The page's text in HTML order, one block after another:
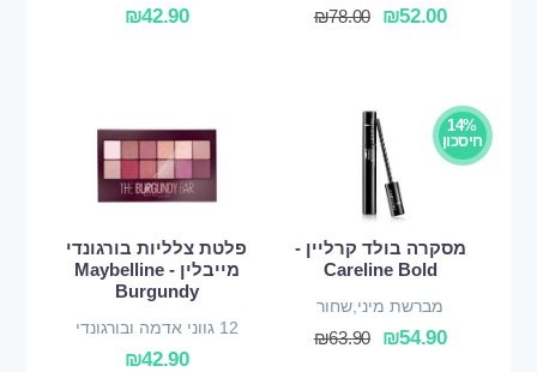
₪52.00
₪78.00
נועז₪42.90
14%
חיסכון
מסקרה בולד קרליין -
Careline Bold
מברשת מיני,שחור
₪54.90
₪63.90
פלטת צלליות בורגונדי
מייבלין - Maybelline
Burgundy
12 גווני אדמה ובורגונדי
₪42.90